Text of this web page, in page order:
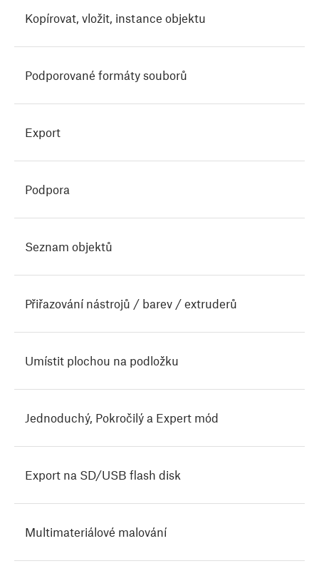
Kopírovat, vložit, instance objektu
Podporované formáty souborů
Export
Podpora
Seznam objektů
Přiřazování nástrojů / barev / extruderů
Umístit plochou na podložku
Jednoduchý, Pokročilý a Expert mód
Export na SD/USB flash disk
Multimateriálové malování